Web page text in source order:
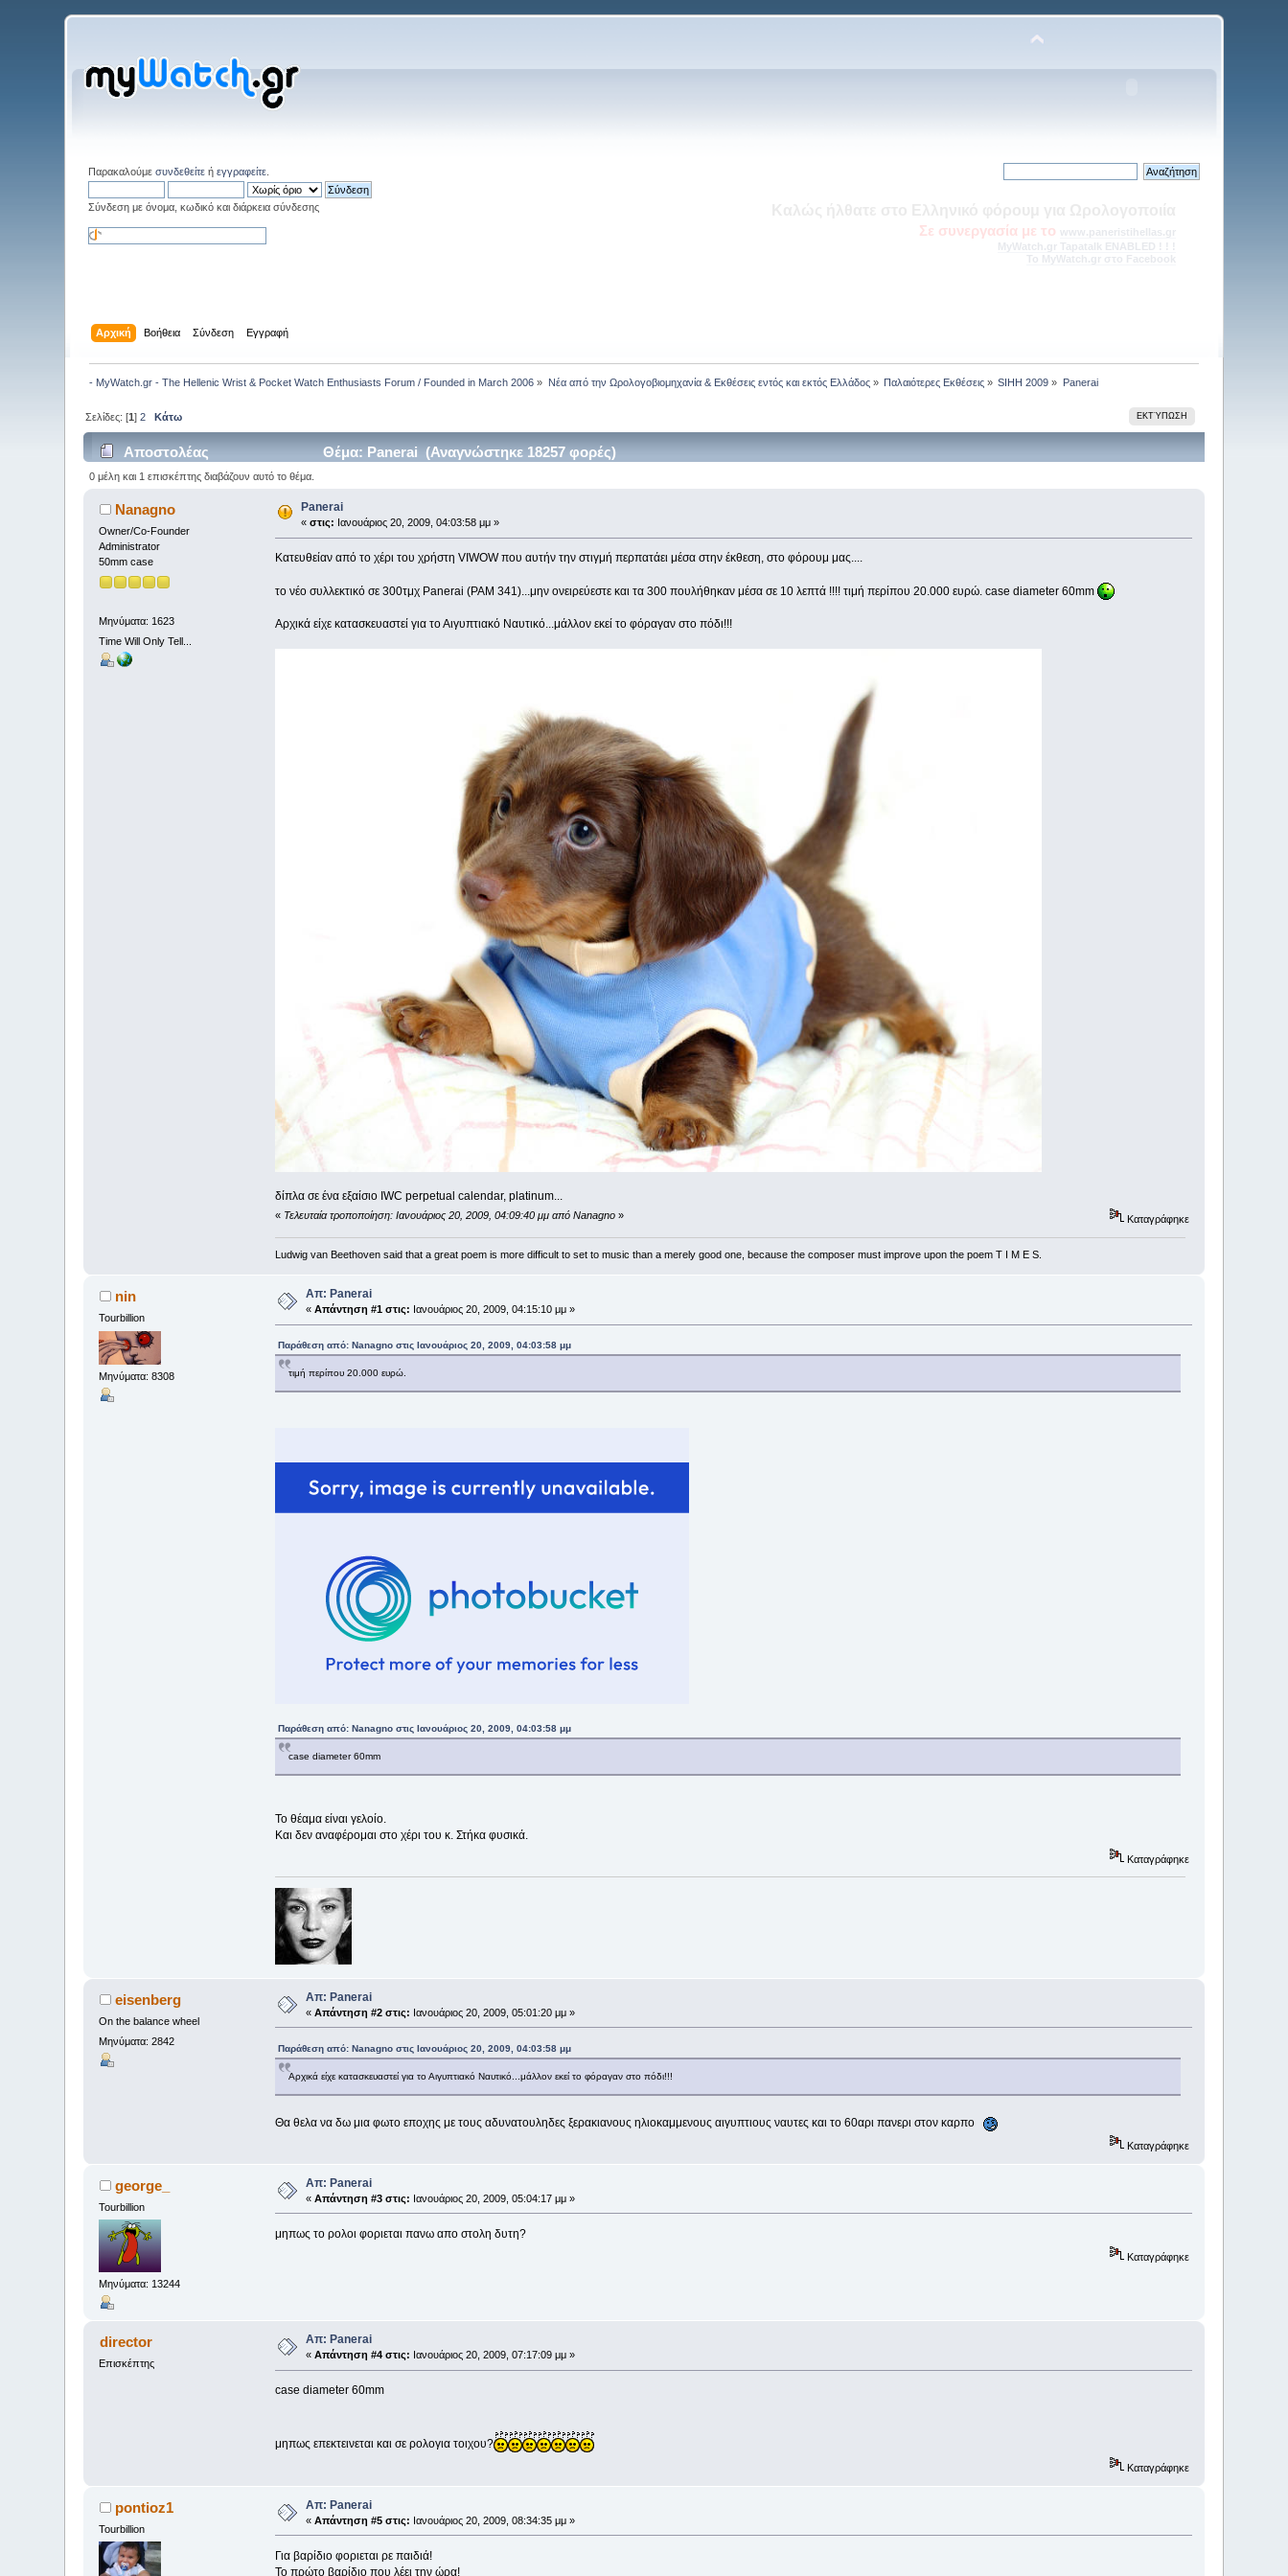
Παρακαλούμεσυνδεθείτε ήεγγραφείτε
Σύνδεση με όνομα, κωδικό και διάρκεια σύνδεσης
Νέο Ενότητα: Εντός Εκτός και Επί τα Αυτά --> Η Γωνία του ερασιτέχνη Ωρολογοποιού
Αρχική Βοήθεια Σύνδεση Εγγραφή
- MyWatch.gr - The Hellenic Wrist & Pocket Watch Enthusiasts Forum / Founded in March 2006 » Νέα από την Ωρολογοβιομηχανία & Εκθέσεις εντός και εκτός Ελλάδος» Παλαιότερες Εκθέσεις » SIHH 2009 » Panerai
ΕΚΤΎΠΩΣΗ
Σελίδες: [1]2 Κάτω
Αποστολέας Θέμα: Panerai (Αναγνώστηκε 18257 φορές)
0 μέλη και 1 επισκέπτης διαβάζουν αυτό το θέμα.
Nanagno
Owner/Co-Founder
Administrator
50mm case
Μηνύματα: 1623
Time Will Only Tell...
Panerai
«στις: Ιανουάριος 20, 2009, 04:03:58 μμ »
Κατευθείαν από το χέρι του χρήστη VIWOW που αυτήν την στιγμή περπατάει μέσα στην έκθεση, στο φόρουμ μας....
το νέο συλλεκτικό σε 300τμχ Panerai (PAM 341)...μην ονειρεύεστε και τα 300 πουλήθηκαν μέσα σε 10 λεπτά !!!! τιμή περίπου 20.000 ευρώ. case diameter 60mm
Αρχικά είχε κατασκευαστεί για το Αιγυπτιακό Ναυτικό...μάλλον εκεί το φόραγαν στο πόδι!!!
δίπλα σε ένα εξαίσιο IWC perpetual calendar, platinum...
« Τελευταία τροποποίηση: Ιανουάριος 20, 2009, 04:09:40 μμ από Nanagno» Καταγράφηκε
Ludwig van Beethoven said that a great poem is more difficult to set to music than a merely good one, because the composer must improve upon the poem T I M E S.
nin
Tourbillion
Μηνύματα: 8308
Απ: Panerai
«Απάντηση #1 στις: Ιανουάριος 20, 2009, 04:15:10 μμ »
Παράθεση από: Nanagno στις Ιανουάριος 20, 2009, 04:03:58 μμ
τιμή περίπου 20.000 ευρώ.
Παράθεση από: Nanagno στις Ιανουάριος 20, 2009, 04:03:58 μμ
case diameter 60mm
Το θέαμα είναι γελοίο.
Και δεν αναφέρομαι στο χέρι του κ. Στήκα φυσικά.
Καταγράφηκε
eisenberg
On the balance wheel
Μηνύματα: 2842
Απ: Panerai
«Απάντηση #2 στις: Ιανουάριος 20, 2009, 05:01:20 μμ »
Παράθεση από: Nanagno στις Ιανουάριος 20, 2009, 04:03:58 μμ
Αρχικά είχε κατασκευαστεί για το Αιγυπτιακό Ναυτικό...μάλλον εκεί το φόραγαν στο πόδι!!!
Θα θελα να δω μια φωτο εποχης με τους αδυνατουληδες ξερακιανους ηλιοκαμμενους αιγυπτιους ναυτες και το 60αρι πανερι στον καρπο
Καταγράφηκε
george_
Tourbillion
Μηνύματα: 13244
Απ: Panerai
«Απάντηση #3 στις: Ιανουάριος 20, 2009, 05:04:17 μμ »
μηπως το ρολοι φοριεται πανω απο στολη δυτη?
Καταγράφηκε
director
Επισκέπτης
Απ: Panerai
«Απάντηση #4 στις: Ιανουάριος 20, 2009, 07:17:09 μμ »
case diameter 60mm
μηπως επεκτεινεται και σε ρολογια τοιχου?
Καταγράφηκε
pontioz1
Tourbillion
Απ: Panerai
«Απάντηση #5 στις: Ιανουάριος 20, 2009, 08:34:35 μμ »
Για βαρίδιο φοριεται ρε παιδιά!
Το πρώτο βαρίδιο που λέει την ώρα!